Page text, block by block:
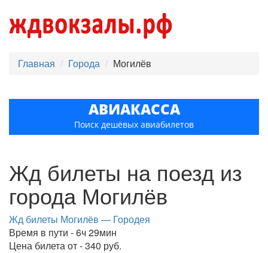
Главная Города Могилёв
АВИАКАССА
Поиск дешёвых авиабилетов
Жд билеты на поезд из
города Могилёв
Жд билеты Могилёв — Городея
Время в пути - 6ч 29мин
Цена билета от - 340 руб.